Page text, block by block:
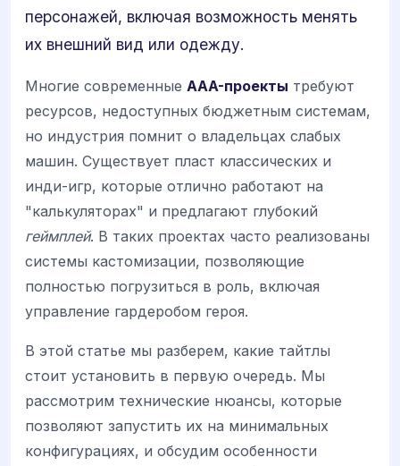
персонажей, включая возможность менять
их внешний вид или одежду.
Многие современные AAA-проекты требуют
ресурсов, недоступных бюджетным системам,
но индустрия помнит о владельцах слабых
машин. Существует пласт классических и
инди-игр, которые отлично работают на
"калькуляторах" и предлагают глубокий
геймплей. В таких проектах часто реализованы
системы кастомизации, позволяющие
полностью погрузиться в роль, включая
управление гардеробом героя.
В этой статье мы разберем, какие тайтлы
стоит установить в первую очередь. Мы
рассмотрим технические нюансы, которые
позволяют запустить их на минимальных
конфигурациях, и обсудим особенности